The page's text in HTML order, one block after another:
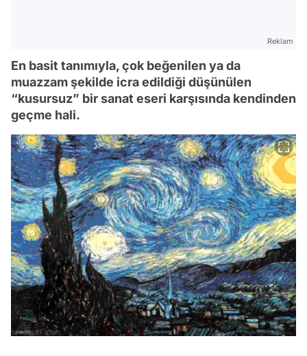
Reklam
En basit tanımıyla, çok beğenilen ya da
muazzam şekilde icra edildiği düşünülen
“kusursuz” bir sanat eseri karşısında kendinden
geçme hali.